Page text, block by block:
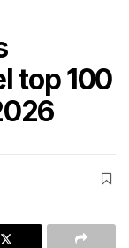
top 100